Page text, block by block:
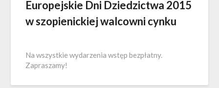
Europejskie Dni Dziedzictwa 2015
w szopienickiej walcowni cynku
Na wszystkie wydarzenia wstęp bezpłatny.
Zapraszamy!